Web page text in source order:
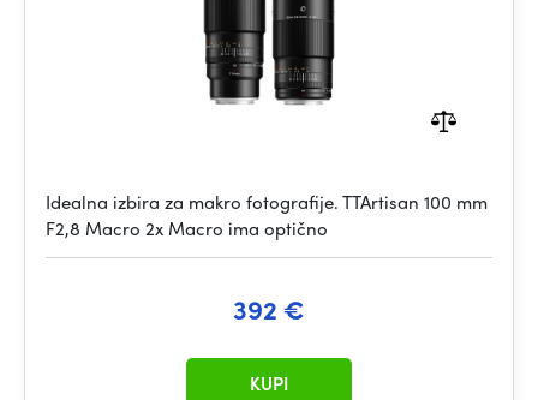
Idealna izbira za makro fotografije. TTArtisan 100 mm
F2,8 Macro 2x Macro ima optično
392 €
KUPI